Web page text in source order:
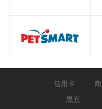
信用卡
黑五